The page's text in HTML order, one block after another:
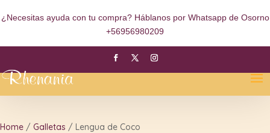
¿Necesitas ayuda con tu compra? Háblanos por Whatsapp de Osorno
+56956980209
Home / Galletas / Lengua de Coco